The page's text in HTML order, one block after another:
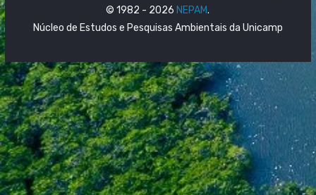
© 1982 - 2026 NEPAM.
Núcleo de Estudos e Pesquisas Ambientais da Unicamp